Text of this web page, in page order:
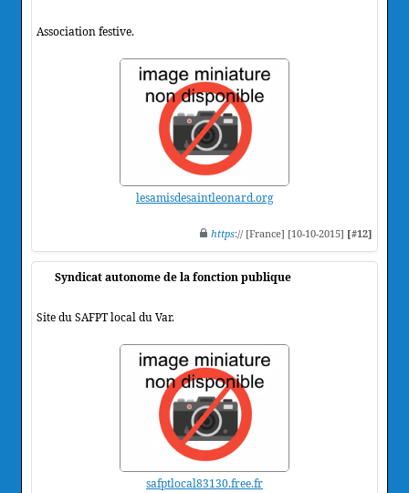
Association festive.
lesamisdesaintleonard.org
https:// [France] [10-10-2015] [#12]
Syndicat autonome de la fonction publique
Site du SAFPT local du Var.
safptlocal83130.free.fr